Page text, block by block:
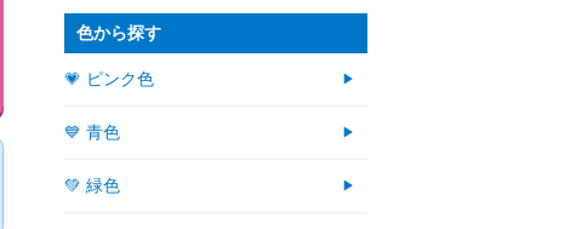
色から探す
💗 ピンク色
💙 青色
💚 緑色